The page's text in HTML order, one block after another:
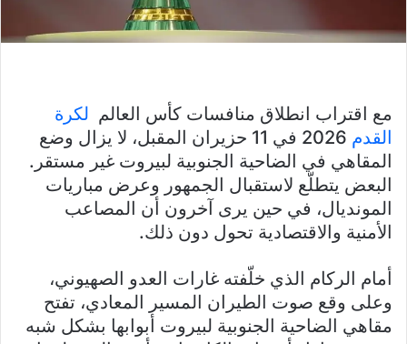
مع اقتراب انطلاق منافسات كأس العالم لكرة
القدم
2026 في 11 حزيران المقبل، لا يزال وضع
المقاهي في الضاحية الجنوبية لبيروت غير مستقر.
البعض يتطلّع لاستقبال الجمهور وعرض مباريات
المونديال، في حين يرى آخرون أن المصاعب
الأمنية والاقتصادية تحول دون ذلك.
أمام الركام الذي خلّفته غارات العدو الصهيوني،
وعلى وقع صوت الطيران المسير المعادي، تفتح
مقاهي الضاحية الجنوبية لبيروت أبوابها بشكل شبه